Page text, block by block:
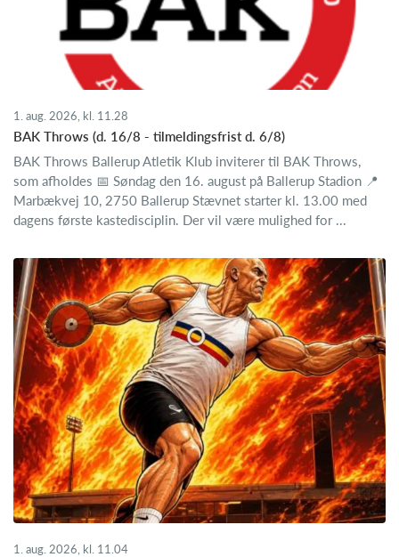
1. aug. 2026, kl. 11.28
BAK Throws (d. 16/8 - tilmeldingsfrist d. 6/8)
BAK Throws Ballerup Atletik Klub inviterer til BAK Throws,
som afholdes 📅 Søndag den 16. august på Ballerup Stadion 📍
Marbækvej 10, 2750 Ballerup Stævnet starter kl. 13.00 med
dagens første kastedisciplin. Der vil være mulighed for ...
1. aug. 2026, kl. 11.04